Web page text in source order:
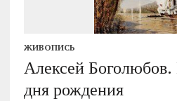
ЖИВОПИСЬ
Алексей
дня рождения